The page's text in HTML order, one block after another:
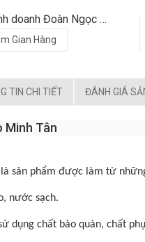
Hộ kinh doanh Đoàn Ngọc Quang
Gian Hàng
TIN CHI TIẾT ĐÁNH GIÁ
Minh Tân
sản phẩm được làm từ
nước sạch.
dụng chất bảo quản, chất